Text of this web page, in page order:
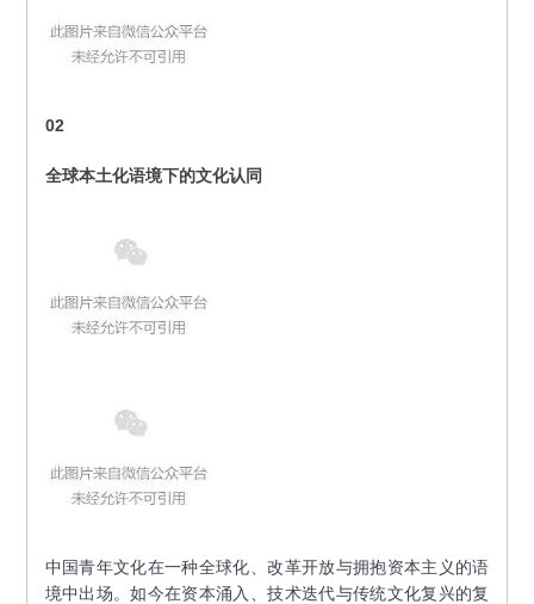
02
全球本土化语境下的文化认同
中国青年文化在一种全球化、改革开放与拥抱资本主义的语
境中出场。如今在资本涌入、技术迭代与传统文化复兴的复